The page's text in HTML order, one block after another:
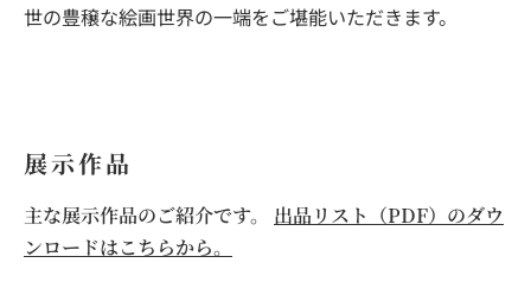
世の豊穣な絵画世界の一端をご堪能いただきます。
展示作品
主な展示作品のご紹介です。 出品リスト（PDF）のダウ
ンロードはこちらから。